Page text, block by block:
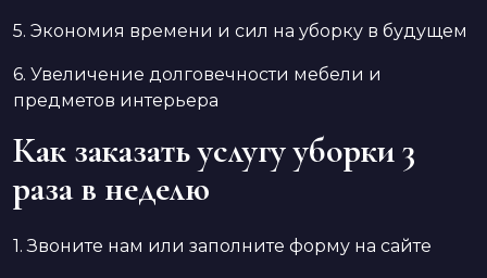
5. Экономия времени и сил на уборку в будущем
6. Увеличение долговечности мебели и
предметов интерьера
Как заказать услугу уборки 3
раза в неделю
1. Звоните нам или заполните форму на сайте